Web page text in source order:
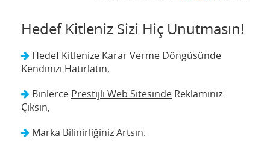
Hedef Kitleniz Sizi Hiç Unutmasın!
Hedef Kitlenize Karar Verme Döngüsünde
Kendinizi Hatırlatın,
Binlerce Prestijli Web Sitesinde Reklamınız
Çıksın,
Marka BilinirliğinizArtsın.